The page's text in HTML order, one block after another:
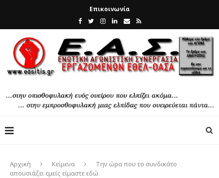
Επικοινωνία
Αρχική Κείμενα
Την ώρα που το συνδικάτο
απουσιάζει εμείς είμαστε εδώ.